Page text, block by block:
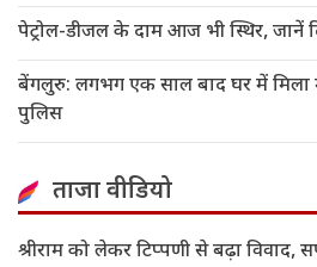
पेट्रोल-डीजल के दाम आज भी स्थिर, जानें
बेंगलुरु: लगभग एक साल बाद घर में मिला
पुलिस
ताजा वीडियो
श्रीराम को लेकर टिप्पणी से बढ़ा विवाद,